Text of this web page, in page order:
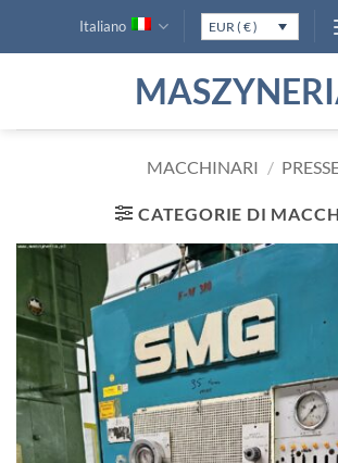
Italiano EUR ( € )
MACCHINARI /
CATEGORIE DI